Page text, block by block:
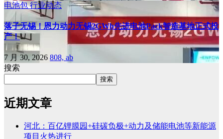
电池包行业动态
落子无锡！恩力动力无锡2GWh先进电池Pack智造基地正式投
产！
7 月 30, 2026 808, ab
搜索
搜索
近期文章
河北：百亿锂膜园+硅碳负极+动力及储能电池等新能源
项目火热进行